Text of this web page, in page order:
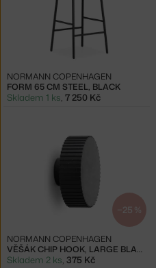
FORM 65 CM STEEL, BLACK
NORMANN COPENHAGEN
Skladem 1 ks 7 250 Kč
−25 %
VĚŠÁK CHIP HOOK, LARGE BLACK
NORMANN COPENHAGEN
Skladem 2 ks 375 Kč